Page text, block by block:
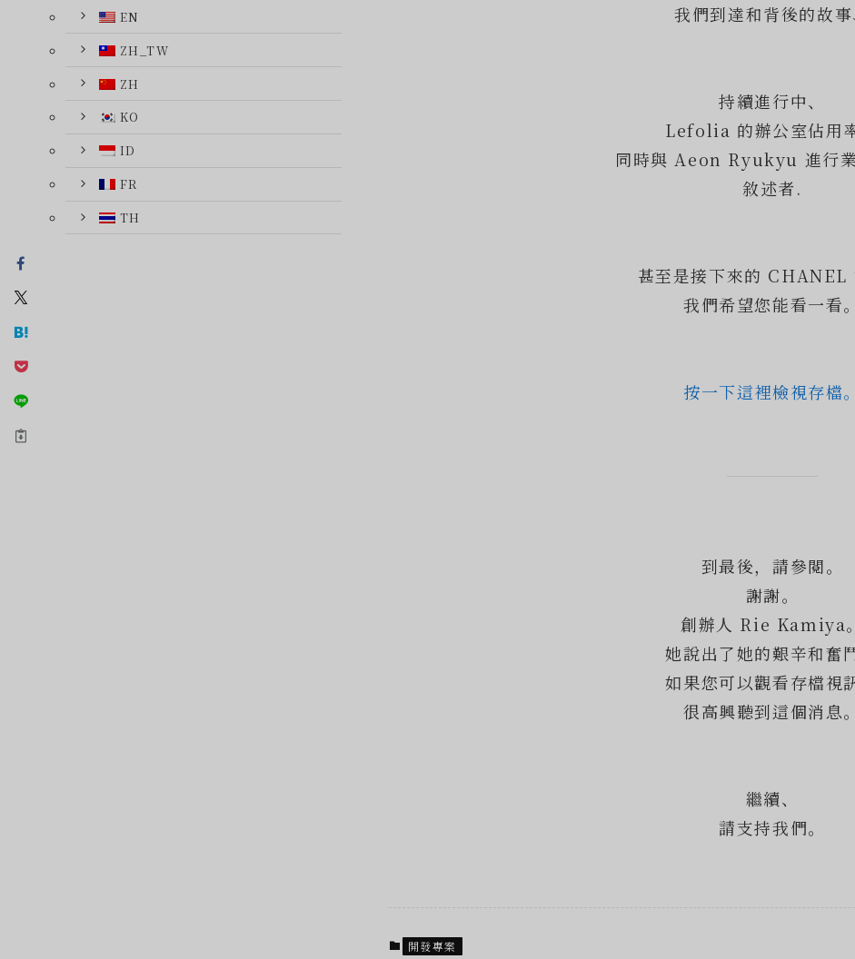
我們到達和背後的故事
持續進行中、
Lefolia 的辦公室佔用
同時與 Aeon Ryukyu 進行業
敘述者.
甚至是接下來的 CHANEL
我們希望您能看一看。
按一下這裡檢視存檔。
到最後，請參閱。
謝謝。
創辦人 Rie Kamiya。
她說出了她的艱辛和奮鬥
如果您可以觀看存檔視訊
很高興聽到這個消息。
繼續、
請支持我們。
開發專案
EN
ZH_TW
ZH
KO
ID
FR
TH